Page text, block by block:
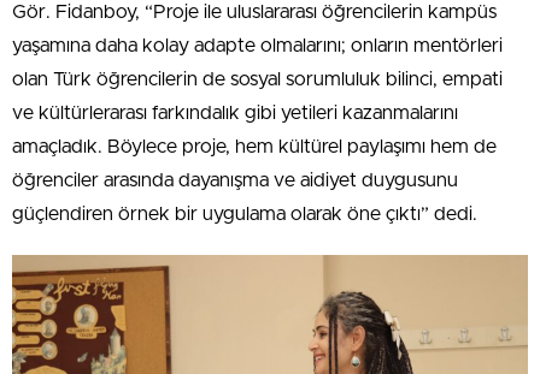
Gör. Fidanboy, “Proje ile uluslararası öğrencilerin kampüs
yaşamına daha kolay adapte olmalarını; onların mentörleri
olan Türk öğrencilerin de sosyal sorumluluk bilinci, empati
ve kültürlerarası farkındalık gibi yetileri kazanmalarını
amaçladık. Böylece proje, hem kültürel paylaşımı hem de
öğrenciler arasında dayanışma ve aidiyet duygusunu
güçlendiren örnek bir uygulama olarak öne çıktı” dedi.